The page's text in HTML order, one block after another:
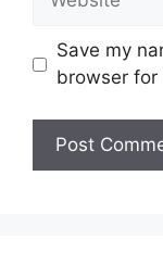
Save my
browser for